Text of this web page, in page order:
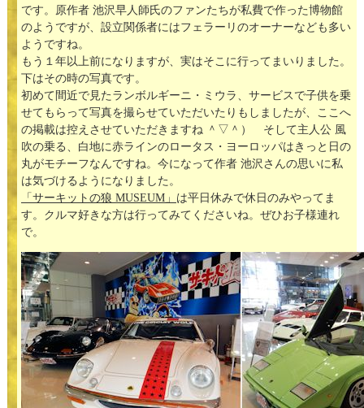
です。原作者 池沢早人師氏のファンたちが私費で作った博物館
のようですが、設立関係者にはフェラーリのオーナーなども多い
ようですね。
もう１年以上前になりますが、実はそこに行ってまいりました。
下はその時の写真です。
初めて間近で見たランボルギーニ・ミウラ、サービスで子供を乗
せてもらって写真を撮らせていただいたりもしましたが、ここへ
の掲載は控えさせていただきますね ＾▽＾） そして主人公 風
吹の乗る、白地に赤ラインのロータス・ヨーロッパはきっと日の
丸がモチーフなんですね。今になって作者 池沢さんの思いに私
は気づけるようになりました。
「サーキットの狼 MUSEUM」 は平日休みで休日のみやってま
す。クルマ好きな方は行ってみてくださいね。ぜひお子様連れ
で。